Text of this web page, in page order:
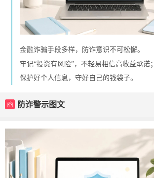
金融诈骗手段多样，防诈意识不可松懈。
牢记“投资有风险”，不轻易相信高收益承诺；
保护好个人信息，守好自己的钱袋子。
商 防诈警示图文